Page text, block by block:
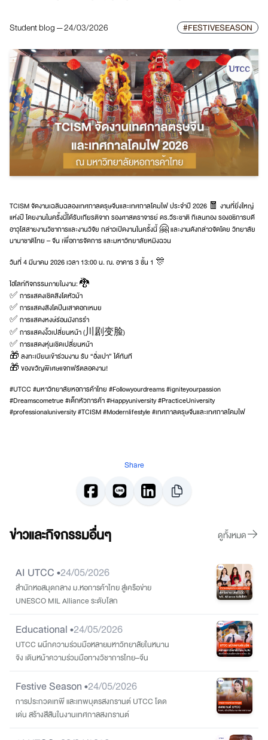
Student blog — 24/03/2026 #FESTIVESEASON
TCISM จัดงานเฉลิมฉลองเทศกาลตรุษจีนและเทศกาลโคมไฟ ประจำปี 2026 🧧 งานที่ยิ่งใหญ่
แห่งปี โดยงานในครั้งนี้ได้รับเกียรติจาก รองศาสตราจารย์ ดร.วีระชาติ กิเลนทอง รองอธิการบดี
อาวุโสสายงานวิชาการและงานวิจัย กล่าวเปิดงานในครั้งนี้ 🤗 และงานดังกล่าวจัดโดย วิทยาลัย
นานาชาติไทย – จีน เพื่อการจัดการ และมหาวิทยาลัยหมิงฉวน
วันที่ 4 มีนาคม 2026 เวลา 13:00 น. ณ. อาคาร 3 ชั้น 1 🎊
ไฮไลท์กิจกรรมภายในงาน: 🐉
✅ การแสดงเชิดสิงโตหัวม้า
✅ การแสดงสิงโตปีนเสาดอกเหมย
✅ การแสดงหงษ์ร่อนมังกรรำ
✅ การแสดงงิ้วเปลี่ยนหน้า (川剧变脸)
✅ การแสดงหุ่นเชิดเปลี่ยนหน้า
🎁 ลงทะเบียนเข้าร่วมงาน รับ “อั่งเปา” ได้ทันที
🎁 ของขวัญพิเศษแจกฟรีตลอดงาน!
#UTCC #มหาวิทยาลัยหอการค้าไทย #Followyourdreams #igniteyourpassion
#Dreamscometrue #เด็กหัวการค้า #Happyuniversity #PracticeUniversity
#professionaluniversity #TCISM #Modernlifestyle #เทศกาลตรุษจีนและเทศกาลโคมไฟ
Share
ข่าวและกิจกรรมอื่นๆ ดูทั้งหมด
AI UTCC •24/05/2026
สำนักหอสมุดกลาง ม.หอการค้าไทย สู่เครือข่าย
UNESCO MIL Alliance ระดับโลก
Educational •24/05/2026
UTCC ผนึกความร่วมมือหลายมหาวิทยาลัยในหนาน
จิง เดินหน้าความร่วมมือทางวิชาการไทย–จีน
Festive Season •24/05/2026
การประกวดเทพี และเทพบุตรสงกรานต์ UTCC โดด
เด่น สร้างสีสันในงานเทศกาลสงกรานต์